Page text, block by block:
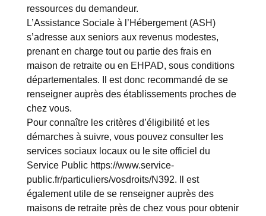
ressources du demandeur.
L’Assistance Sociale à l’Hébergement (ASH)
s’adresse aux seniors aux revenus modestes,
prenant en charge tout ou partie des frais en
maison de retraite ou en EHPAD, sous conditions
départementales. Il est donc recommandé de se
renseigner auprès des établissements proches de
chez vous.
Pour connaître les critères d’éligibilité et les
démarches à suivre, vous pouvez consulter les
services sociaux locaux ou le site officiel du
Service Public https://www.service-
public.fr/particuliers/vosdroits/N392. Il est
également utile de se renseigner auprès des
maisons de retraite près de chez vous pour obtenir